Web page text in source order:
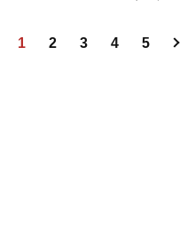
1 2 3 4 5